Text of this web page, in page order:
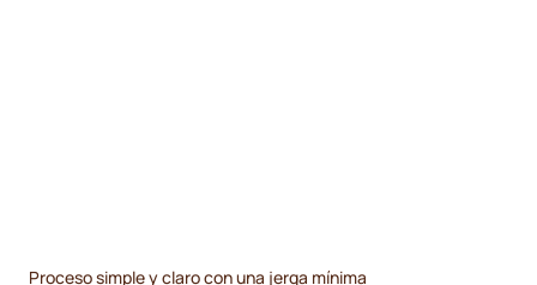
Proceso simple y claro con una jerga mínima